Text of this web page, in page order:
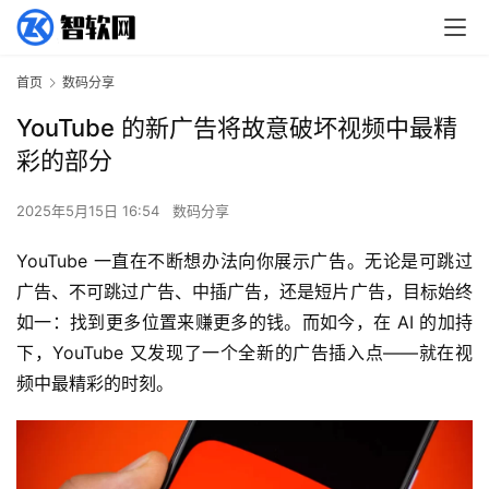
首页 数码分享
YouTube 的新广告将故意破坏视频中最精
彩的部分
2025年5月15日 16:54 数码分享
YouTube 一直在不断想办法向你展示广告。无论是可跳过
广告、不可跳过广告、中插广告，还是短片广告，目标始终
如一：找到更多位置来赚更多的钱。而如今，在 AI 的加持
下，YouTube 又发现了一个全新的广告插入点——就在视
频中最精彩的时刻。